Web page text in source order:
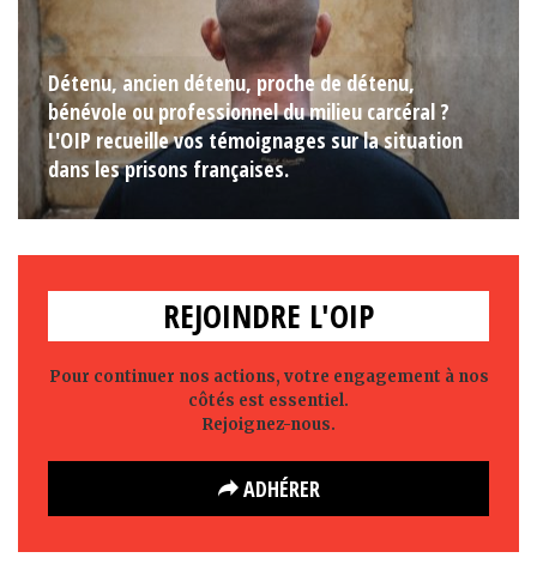
Détenu, ancien détenu, proche de détenu,
bénévole ou professionnel du milieu carcéral ?
L'OIP recueille vos témoignages sur la situation
dans les prisons françaises.
REJOINDRE L'OIP
Pour continuer nos actions, votre engagement à nos
côtés est essentiel.
Rejoignez-nous.
ADHÉRER